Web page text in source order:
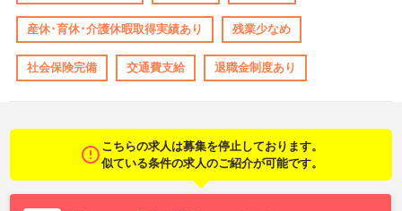
産休･育休･介護休暇取得実績あり 残業少なめ
社会保険完備 交通費支給 退職金制度あり
こちらの求人は募集を停止しております。
似ている条件の求人のご紹介が可能です。